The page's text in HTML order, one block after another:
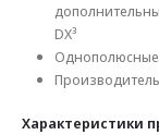
DX³
Характеристики